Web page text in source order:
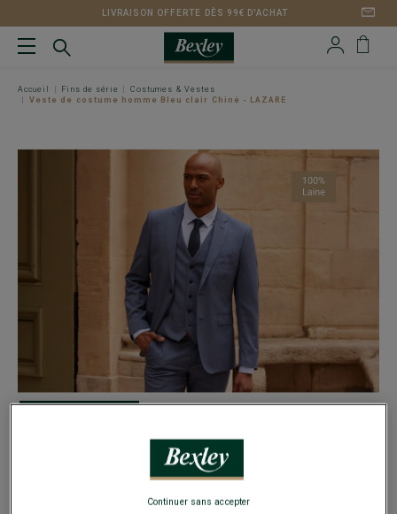
LIVRAISON OFFERTE DÈS 99€ D'ACHAT
Accueil Fins de série
Costumes & Vestes
Veste de costume homme Bleu clair Chiné - LAZARE
EXCLU WEB
Continuer sans accepter